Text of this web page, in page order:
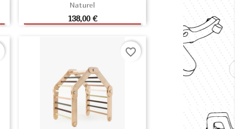
Naturel
Prix
138,00 €
AJOUTER AU PANIER
favorite_border